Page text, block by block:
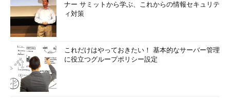
ナー サミットから学ぶ、これからの情報セキュリテ
ィ対策
これだけはやっておきたい！ 基本的なサーバー管理
に役立つグループポリシー設定